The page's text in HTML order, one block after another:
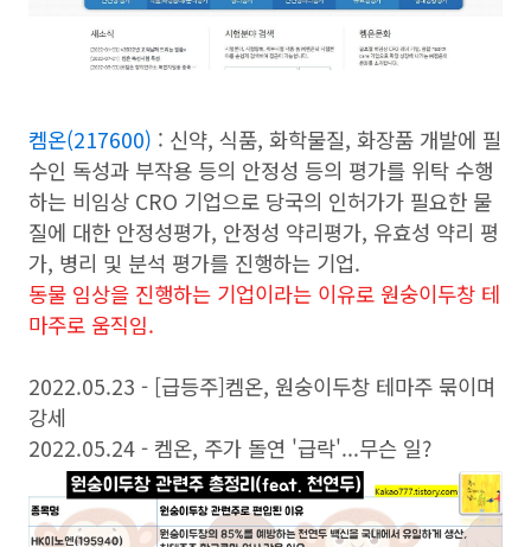
켐온(217600) : 신약, 식품, 화학물질, 화장품 개발에 필
수인 독성과 부작용 등의 안정성 등의 평가를 위탁 수행
하는 비임상 CRO 기업으로 당국의 인허가가 필요한 물
질에 대한 안정성평가, 안정성 약리평가, 유효성 약리 평
가, 병리 및 분석 평가를 진행하는 기업.
동물 임상을 진행하는 기업이라는 이유로 원숭이두창 테
마주로 움직임.
2022.05.23 - [급등주]켐온, 원숭이두창 테마주 묶이며
강세
2022.05.24 - 켐온, 주가 돌연 '급락'...무슨 일?